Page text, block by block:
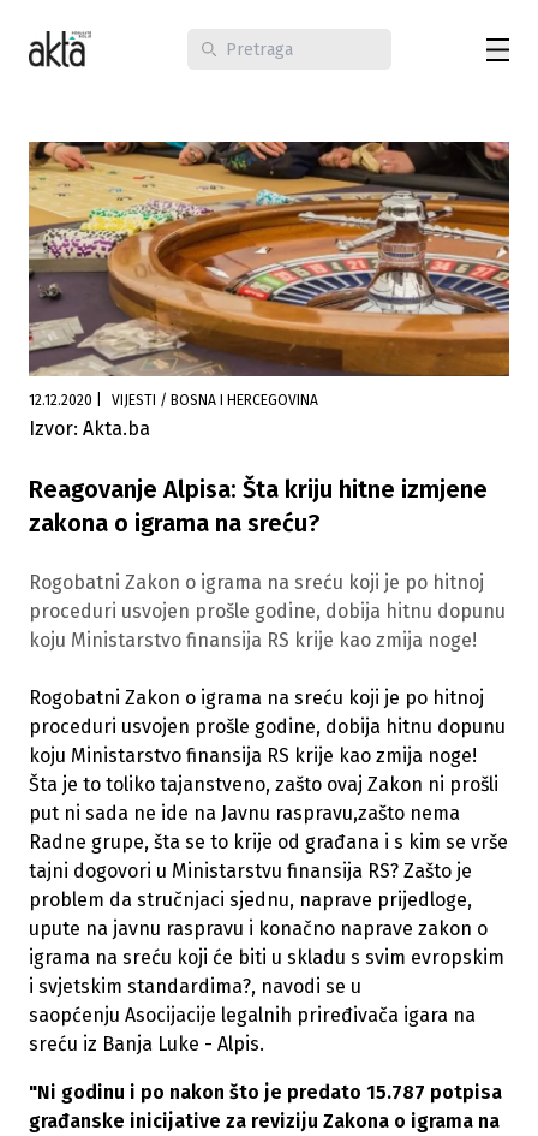
12.12.2020 VIJESTI / BOSNA I HERCEGOVINA
Izvor: Akta.ba
Reagovanje Alpisa: Šta kriju hitne izmjene
zakona o igrama na sreću?
Rogobatni Zakon o igrama na sreću koji je po hitnoj
proceduri usvojen prošle godine, dobija hitnu dopunu
koju Ministarstvo finansija RS krije kao zmija noge!
Rogobatni Zakon o igrama na sreću koji je po hitnoj
proceduri usvojen prošle godine, dobija hitnu dopunu
koju Ministarstvo finansija RS krije kao zmija noge!
Šta je to toliko tajanstveno, zašto ovaj Zakon ni prošli
put ni sada ne ide na Javnu raspravu,zašto nema
Radne grupe, šta se to krije od građana i s kim se vrše
tajni dogovori u Ministarstvu finansija RS? Zašto je
problem da stručnjaci sjednu, naprave prijedloge,
upute na javnu raspravu i konačno naprave zakon o
igrama na sreću koji će biti u skladu s svim evropskim
i svjetskim standardima?, navodi se u
saopćenju Asocijacije legalnih priređivača igara na
sreću iz Banja Luke - Alpis.
"Ni godinu i po nakon što je predato 15.787 potpisa
građanske inicijative za reviziju Zakona o igrama na